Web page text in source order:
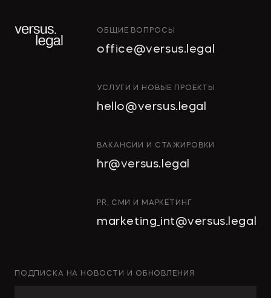
ИНТЕЛЛЕКТУАЛЬНАЯ
ИНВЕСТИЦИОННЫЕ ПРОЕКТЫ
СТРОИТЕЛЬСТВО
И НЕДВИЖИМОСТЬ
АРХИТЕКТУРА
КОРПОРАТИВНОЕ ПРАВО И
M&A
РАЗРЕШЕНИЕ СПОРОВ
ОБЩИЕ ВОПРОСЫ
office@versus.legal
УСЛУГИ И НОВЫЕ ПРОЕКТЫ
hello@versus.legal
ВАКАНСИИ И СТАЖИРОВКИ
hr@versus.legal
PR, СМИ И МАРКЕТИНГ
marketing_int@versus.legal
ПОДПИСКА НА НОВОСТИ И ОБНОВЛЕНИЯ